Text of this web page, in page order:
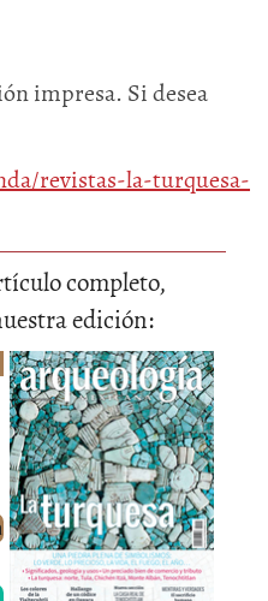
impresa. Si desea
revistas-la-turquesa-
completo,
edición: